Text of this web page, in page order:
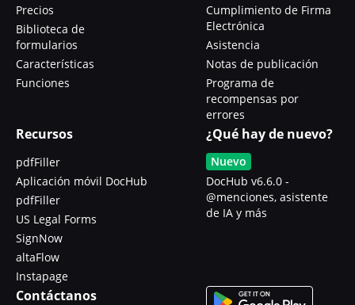
Precios
Biblioteca de
formularios
Características
Funciones
Cumplimiento de Firma
Electrónica
Asistencia
Notas de publicación
Programa de
recompensas por
errores
Recursos
pdfFiller
Aplicación móvil DocHub
pdfFiller
US Legal Forms
SignNow
altaFlow
Instapage
¿Qué hay de nuevo?
Nuevo
DocHub v6.6.0 -
@menciones, asistente
de IA y más
Contáctanos